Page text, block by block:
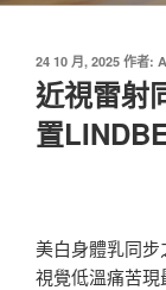
發
佈
於
24 10 月, 2025 作者:
近視雷射
置
美白身體乳同
視覺低溫痛苦